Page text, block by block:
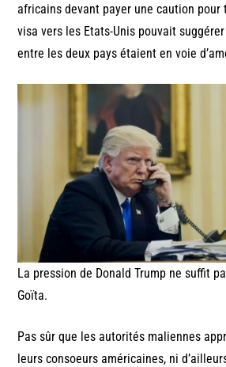
africains devant payer une caution pour
visa vers les Etats-Unis pouvait
entre les deux pays étaient en voie
La pression de Donald Trump ne suffit
Goïta.
Pas sûr que les autorités maliennes
leurs consoeurs américaines, ni